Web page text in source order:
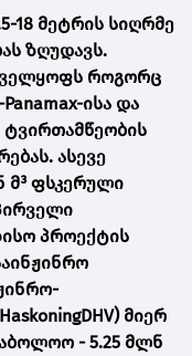
18 მეტრის სიღრმე
ზღუდავს.
როგორც
ისა და
ტვირთამწეობის
ასევე
მ³ ფსკერული
პროექტის
მიერ
- 5.25 მლნ